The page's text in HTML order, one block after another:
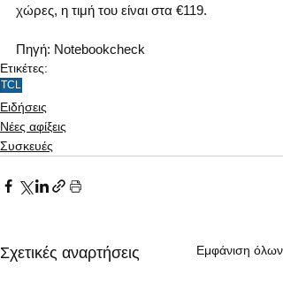
χώρες, η τιμή του είναι στα €119.
Πηγή: Notebookcheck
Ετικέτες:
TCL
Ειδήσεις
Νέες αφίξεις
Συσκευές
Σχετικές αναρτήσεις Εμφάνιση όλων